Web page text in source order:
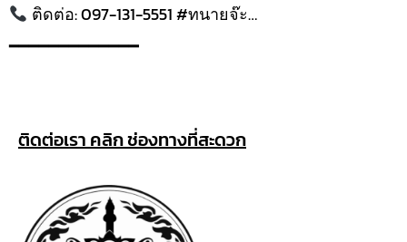
ติดต่อ: 097-131-5551 #ทนายจ๊ะ…
━━━━━━━━━━━━━
ติดต่อเรา คลิก ช่องทางที่สะดวก